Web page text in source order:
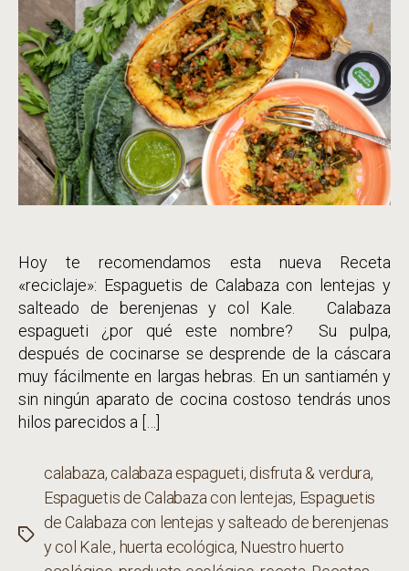
entrada
Hoy te recomendamos esta nueva Receta
«reciclaje»: Espaguetis de Calabaza con lentejas y
salteado de berenjenas y col Kale. Calabaza
espagueti ¿por qué este nombre? Su pulpa,
después de cocinarse se desprende de la cáscara
muy fácilmente en largas hebras. En un santiamén y
sin ningún aparato de cocina costoso tendrás unos
hilos parecidos a […]
Etiquetas
calabaza, calabaza espagueti, disfruta & verdura,
Espaguetis de Calabaza con lentejas, Espaguetis
de Calabaza con lentejas y salteado de berenjenas
y col Kale., huerta ecológica, Nuestro huerto